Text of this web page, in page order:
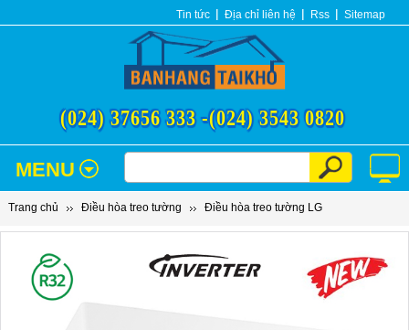
Tin tức Địa chỉ liên hệ Rss Sitemap
(024) 37656 333 -(024) 3543 0820
MENU
Trang chủ Điều hòa treo tường Điều hòa treo tường LG